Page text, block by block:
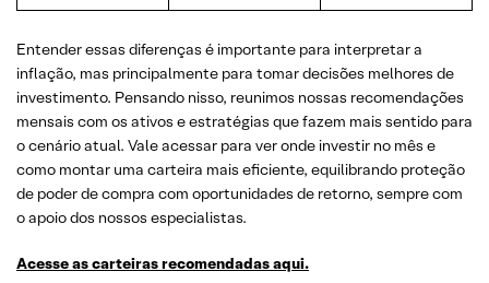
Entender essas diferenças é importante para interpretar a
inflação, mas principalmente para tomar decisões melhores de
investimento. Pensando nisso, reunimos nossas recomendações
mensais com os ativos e estratégias que fazem mais sentido para
o cenário atual. Vale acessar para ver onde investir no mês e
como montar uma carteira mais eficiente, equilibrando proteção
de poder de compra com oportunidades de retorno, sempre com
o apoio dos nossos especialistas.
Acesse as carteiras recomendadas aqui.